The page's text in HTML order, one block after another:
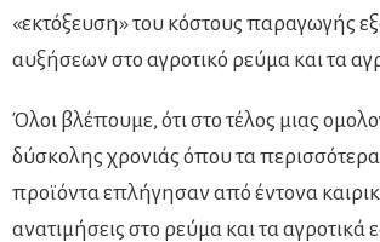
«εκτόξευση» του κόστους παραγωγής
αυξήσεων στο αγροτικό ρεύμα και τα
Όλοι βλέπουμε, ότι στο τέλος μιας
δύσκολης χρονιάς όπου τα
προϊόντα επλήγησαν από έντονα
ανατιμήσεις στο ρεύμα και τα αγροτικά